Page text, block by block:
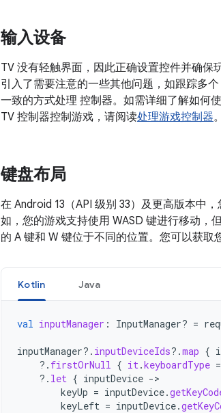
输入设备
TV 没有轻触界面，因此正确设置控件并确
引入了需要注意的一些其他问题，如跟踪多
一致的方式处理 控制器。如需详细了解如何
TV 控制器控制游戏，请阅读处理游戏控制器。
键盘布局
在 Android 13（API 级别 33）及更高版本中
如，您的游戏支持使用 WASD 键进行移动，
的 A 键和 W 键位于不同的位置。您可以获取
Kotlin Java
val inputManager : InputManager? =
inputManager?. inputDeviceIds?.map {
?. firstOrNull { it.keyboardType
?. let { inputDevice -
keyUp = inputDevice.
keyLeft = inputDevice.